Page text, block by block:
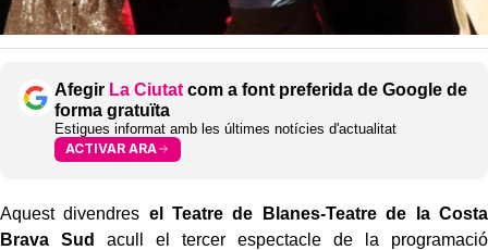
Afegir La Ciutat com a font preferida de Google de
forma gratuïta
Estigues informat amb les últimes notícies d'actualitat
ACTIVAR ARA
Aquest divendres el Teatre de Blanes-Teatre de la Costa
Brava Sud
acull el tercer espectacle de la programació